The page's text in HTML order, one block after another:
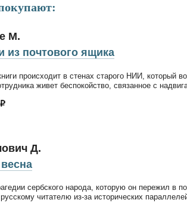
М.
из почтового ящика
происходит в стенах старого НИИ, который
живет беспокойство, связанное с
Д.
сербского народа, которую он пережил в
читателю из-за исторических